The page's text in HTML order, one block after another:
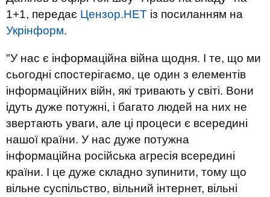
1+1, передає Цензор.НЕТ із посиланням на
Укрінформ.
"У нас є інформаційна війна щодня. І те, що ми
сьогодні спостерігаємо, це один з елементів
інформаційних війн, які тривають у світі. Вони
ідуть дуже потужні, і багато людей на них не
звертають уваги, але ці процеси є всередині
нашої країни. У нас дуже потужна
інформаційна російська агресія всередині
країни. І це дуже складно зупинити, тому що
вільне суспільство, вільний інтернет, вільні